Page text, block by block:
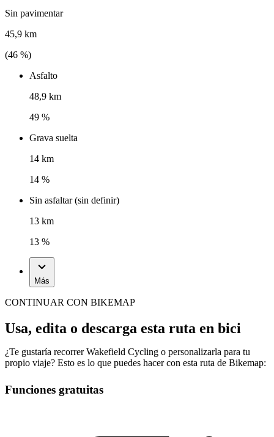
Sin pavimentar
45,9 km
(46 %)
Asfalto
48,9 km
49 %
Grava suelta
14 km
14 %
Sin asfaltar (sin definir)
13 km
13 %
Más
CONTINUAR CON BIKEMAP
Usa, edita o descarga esta ruta en bici
¿Te gustaría recorrer Wakefield Cycling o personalizarla para tu
propio viaje? Esto es lo que puedes hacer con esta ruta de Bikemap:
Funciones gratuitas